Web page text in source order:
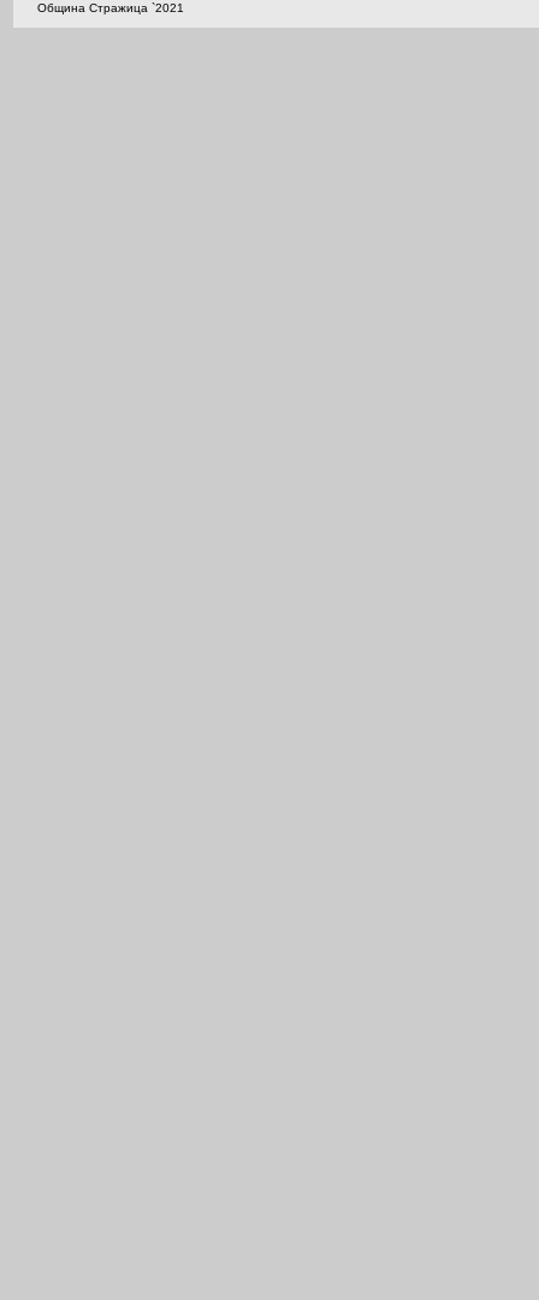
Община Стражица `2021